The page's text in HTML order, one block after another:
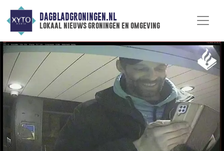
DAGBLADGRONINGEN.NL
lokaal nieuws groningen en omgeving